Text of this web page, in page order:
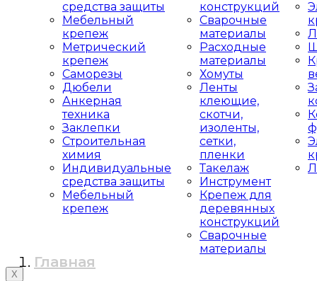
средства защиты
Мебельный
крепеж
Метрический
крепеж
Саморезы
Дюбели
Анкерная
техника
Заклепки
Строительная
химия
Индивидуальные
средства защиты
Мебельный
крепеж
конструкций
Сварочные
материалы
Расходные
материалы
Хомуты
Ленты
клеющие,
скотчи,
изоленты,
сетки,
пленки
Такелаж
Инструмент
Крепеж для
деревянных
конструкций
Сварочные
материалы
X
Главная